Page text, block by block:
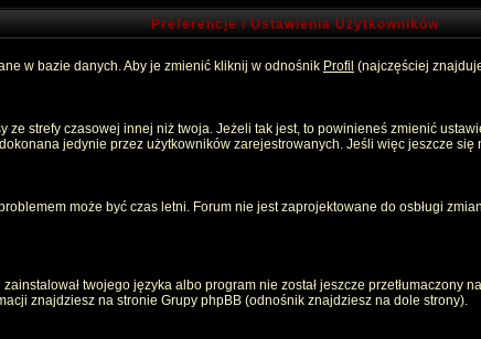
Preferencje i Ustawienia Użytkowników
w bazie danych. Aby je zmienić kliknij w odnośnik Profil (najczęściej
ze strefy czasowej innej niż twoja. Jeżeli tak jest, to powinieneś zmienić
jedynie przez użytkowników zarejestrowanych. Jeśli więc jeszcze
może być czas letni. Forum nie jest zaprojektowane do osbługi
twojego języka albo program nie został jeszcze przetłumaczony
znajdziesz na stronie Grupy phpBB (odnośnik znajdziesz na dole strony).